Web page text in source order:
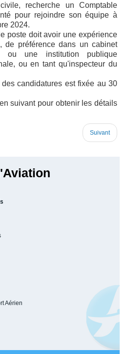
recherche un Comptable
pour rejoindre son équipe à
2024.
poste doit avoir une expérience
de préférence dans un cabinet
ou une institution publique
ou en tant qu'inspecteur du
candidatures est fixée au 30
suivant pour obtenir les détails
Suivant
Aérien